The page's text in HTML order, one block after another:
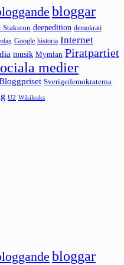
bloggar
Stakston deepedition demokrati
Google historia Internet
musik Mymlan Piratpartiet
medier
Sverigedemokraterna
U2 Wikileaks
bloggar